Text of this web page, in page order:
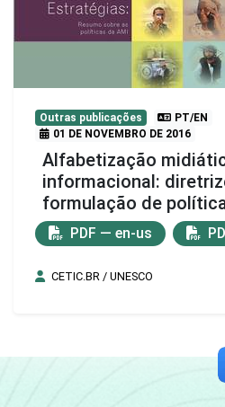
Outras publicações
PT/EN
01 DE NOVEMBRO DE 2016
Alfabetização
informacional:
formulação de
PDF — en-us
CETIC.BR / UNESCO